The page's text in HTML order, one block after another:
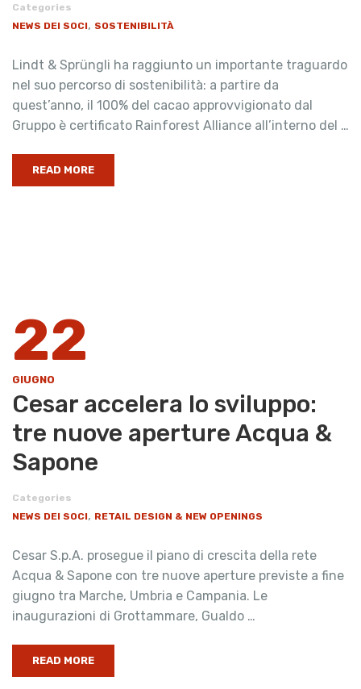
Categories
NEWS DEI SOCI, SOSTENIBILITÀ
Lindt & Sprüngli ha raggiunto un importante traguardo
nel suo percorso di sostenibilità: a partire da
quest’anno, il 100% del cacao approvvigionato dal
Gruppo è certificato Rainforest Alliance all’interno del …
READ MORE
22
GIUGNO
Cesar accelera lo sviluppo:
tre nuove aperture Acqua &
Sapone
Categories
NEWS DEI SOCI, RETAIL DESIGN & NEW OPENINGS
Cesar S.p.A. prosegue il piano di crescita della rete
Acqua & Sapone con tre nuove aperture previste a fine
giugno tra Marche, Umbria e Campania. Le
inaugurazioni di Grottammare, Gualdo …
READ MORE